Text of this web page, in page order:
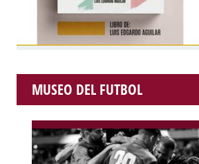
MUSEO DEL FUTBOL